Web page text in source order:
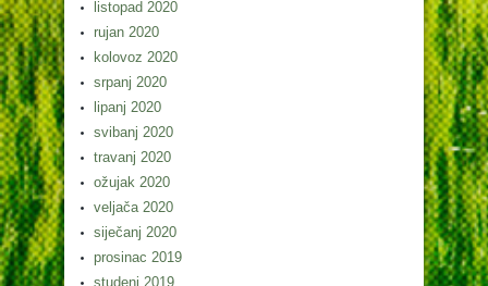
listopad 2020
rujan 2020
kolovoz 2020
srpanj 2020
lipanj 2020
svibanj 2020
travanj 2020
ožujak 2020
veljača 2020
siječanj 2020
prosinac 2019
studeni 2019